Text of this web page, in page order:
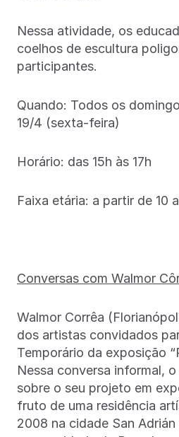
Nessa atividade, os
coelhos de escultura
participantes.
Quando: Todos os
19/4 (sexta-feira)
Horário: das 15h às 17h
Faixa etária: a partir de 10
Conversas com Walmor
Walmor Corrêa
dos artistas convidados
Temporário da exposição
Nessa conversa informal,
sobre o seu projeto em
fruto de uma residência
2008 na cidade San